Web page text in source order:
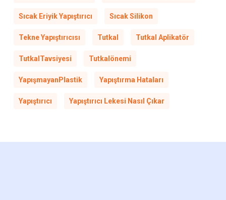
Sıcak Eriyik Yapıştırıcı Sıcak Silikon
Tekne Yapıştırıcısı Tutkal Tutkal Aplikatör
TutkalTavsiyesi Tutkalönemi
YapışmayanPlastik Yapıştırma Hataları
Yapıştırıcı Yapıştırıcı Lekesi Nasıl Çıkar